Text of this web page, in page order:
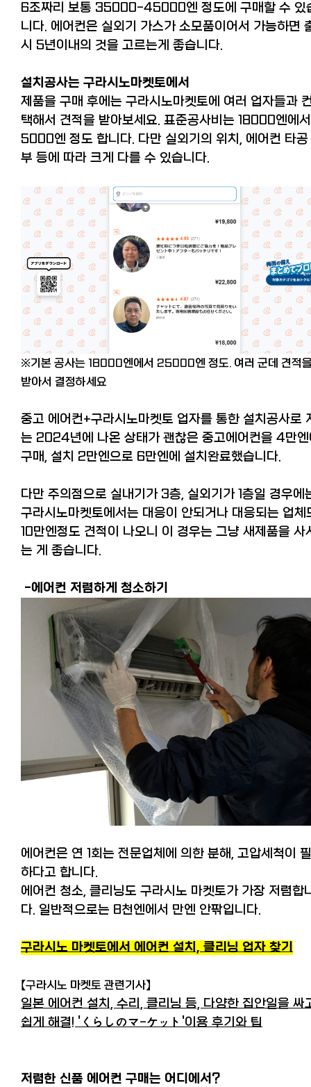
6조짜리 보통 35000-45000엔 정도에 구매할 수 있
니다. 에어컨은 실외기 가스가 소모품이어서 가능하면
시 5년이내의 것을 고르는게 좋습니다.
설치공사는 구라시노마켓토에서
제품을 구매 후에는 구라시노마켓토에 여러 업자들과
택해서 견적을 받아보세요. 표준공사비는 18000엔에
5000엔 정도 합니다. 다만 실외기의 위치, 에어컨 타공
부 등에 따라 크게 다를 수 있습니다.
※기본 공사는 18000엔에서 25000엔 정도. 여러 군데 견적
받아서 결정하세요
중고 에어컨+구라시노마켓토 업자를 통한 설치공사로
는 2024년에 나온 상태가 괜찮은 중고에어컨을 4만엔
구매, 설치 2만엔으로 6만엔에 설치완료했습니다.
다만 주의점으로 실내기가 3층, 실외기가 1층일 경우에
구라시노마켓토에서는 대응이 안되거나 대응되는 업체
10만엔정도 견적이 나오니 이 경우는 그냥 새제품을 사
는 게 좋습니다.
-에어컨 저렴하게 청소하기
에어컨은 연 1회는 전문업체에 의한 분해, 고압세척이
하다고 합니다.
에어컨 청소, 클리닝도 구라시노 마켓토가 가장 저렴합
다. 일반적으로는 8천엔에서 만엔 안팎입니다.
구라시노 마켓토에서 에어컨 설치, 클리닝 업자 찾기
【구라시노 마켓토 관련기사】
일본 에어컨 설치, 수리, 클리닝 등, 다양한 집안일을 싸
쉽게 해결! 'くらしのマ-ケット'이용 후기와 팁
저렴한 신품 에어컨 구매는 어디에서?